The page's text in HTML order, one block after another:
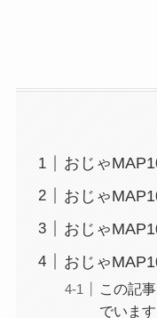
おじゃ
おじゃ
おじゃ
おじゃ
この記
でいます